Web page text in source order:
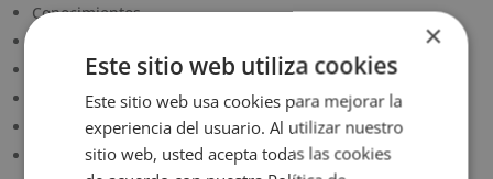
Conocimientos
Desempeño
Información documentada
Riesgos y oportunidades
×
Este sitio web utiliza cookies
Este sitio web usa cookies para mejorar la
experiencia del usuario. Al utilizar nuestro
sitio web, usted acepta todas las cookies